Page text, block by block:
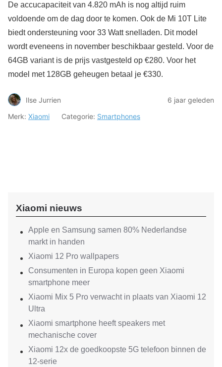
De accucapaciteit van 4.820 mAh is nog altijd ruim
voldoende om de dag door te komen. Ook de Mi 10T Lite
biedt ondersteuning voor 33 Watt snelladen. Dit model
wordt eveneens in november beschikbaar gesteld. Voor de
64GB variant is de prijs vastgesteld op €280. Voor het
model met 128GB geheugen betaal je €330.
Ilse Jurrien
6 jaar geleden
Merk: Xiaomi Categorie: Smartphones
Xiaomi nieuws
Apple en Samsung samen 80% Nederlandse
markt in handen
Xiaomi 12 Pro wallpapers
Consumenten in Europa kopen geen Xiaomi
smartphone meer
Xiaomi Mix 5 Pro verwacht in plaats van Xiaomi 12
Ultra
Xiaomi smartphone heeft speakers met
mechanische cover
Xiaomi 12x de goedkoopste 5G telefoon binnen de
12-serie